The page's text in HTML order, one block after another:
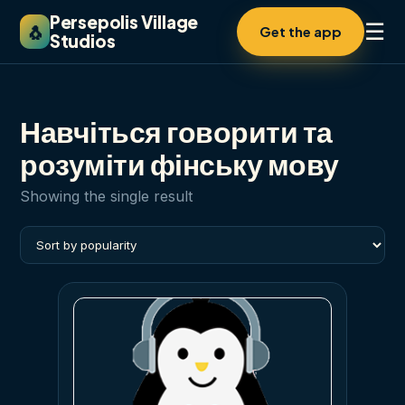
🐧 Persepolis Village
Studios
Get the app ☰
Навчіться говорити та
розуміти фінську мову
Showing the single result